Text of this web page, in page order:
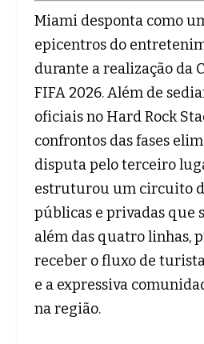
Miami desponta como
epicentros do
durante a realização da
FIFA 2026. Além de
oficiais no Hard Rock
confrontos das fases
disputa pelo terceiro
estruturou um circuito
públicas e privadas que
além das quatro linhas,
receber o fluxo de
e a expressiva
na região.